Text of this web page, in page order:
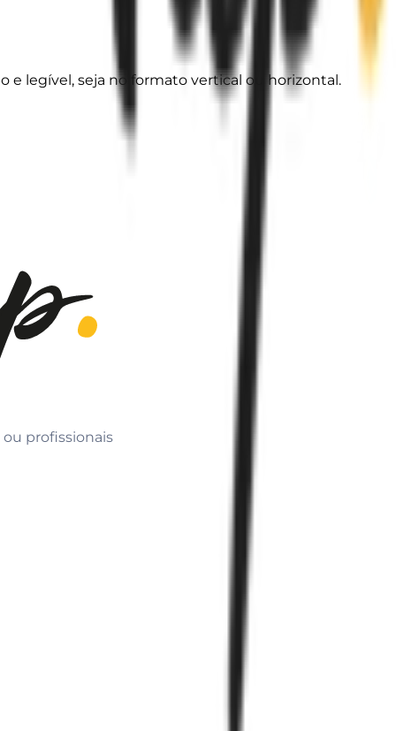
e legível, seja no formato vertical ou horizontal.
profissionais